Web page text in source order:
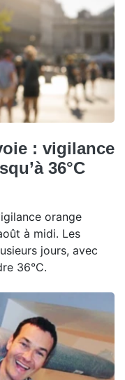
: vigilance
36°C
orange
à midi. Les
jours, avec
36°C.